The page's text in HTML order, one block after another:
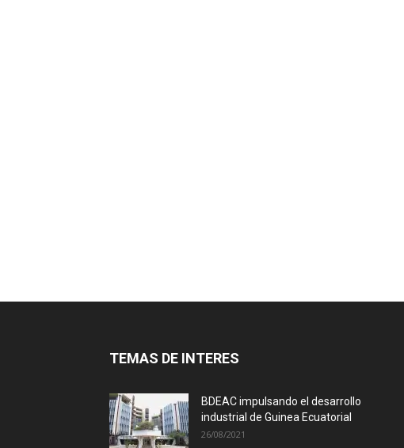
TEMAS DE INTERES
BDEAC impulsando el desarrollo
industrial de Guinea Ecuatorial
26/08/2021